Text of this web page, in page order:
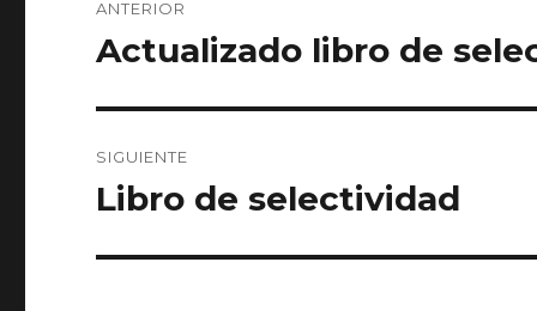
de
ANTERIOR
Entrada
Actualizado libro de
SIGUIENTE
Entrada
Libro de selectividad